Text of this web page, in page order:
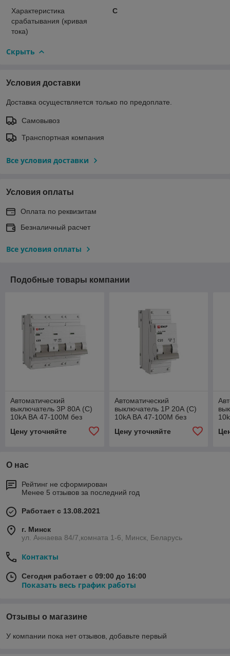
Характеристика
срабатывания (кривая
тока)
C
Скрыть
Условия доставки
Доставка осуществляется только по предоплате.
Самовывоз
Транспортная компания
Все условия доставки
Условия оплаты
Оплата по реквизитам
Безналичный расчет
Все условия оплаты
Подобные товары компании
Автоматический
выключатель 3P 80А (C)
10kA ВА 47-100M без
теплового расцепителя
EKF PROxima
Цену уточняйте
Автоматический
выключатель 1P 20А (C)
10kA ВА 47-100M без
теплового расцепителя
EKF PROxima
Цену уточняйте
О нас
Рейтинг не сформирован
Менее 5 отзывов за последний год
Работает с 13.08.2021
г. Минск
ул. Аннаева 84/7,комната 1-6, Минск, Беларусь
Контакты
Сегодня работает с 09:00 до 16:00
Показать весь график работы
Отзывы о магазине
У компании пока нет отзывов, добавьте первый